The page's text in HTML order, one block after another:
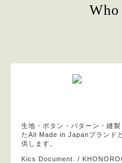
Who
生地・ボタン・パターン・縫
たAll Made in Japanブランド
供します。
Kics Document. /